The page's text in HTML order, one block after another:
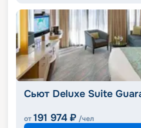
Сьют Deluxe Suite
от 191 974 ₽ /чел